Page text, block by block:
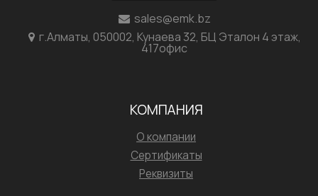
sales@emk.bz
г.Алматы, 050002, Кунаева 32, БЦ Эталон 4 этаж,
417офис
КОМПАНИЯ
О компании
Сертификаты
Реквизиты